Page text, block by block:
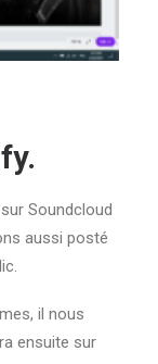
Soundcloud
aussi posté
il nous
ensuite sur